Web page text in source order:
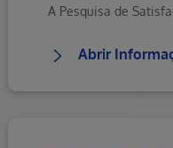
Abrir